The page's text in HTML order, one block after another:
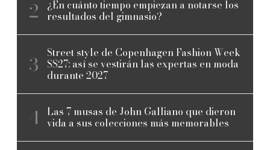
¿En cuánto tiempo empiezan a notarse los
resultados del gimnasio?
Street style de Copenhagen Fashion Week
SS27: así se vestirán las expertas en moda
durante 2027
Las 7 musas de John Galliano que dieron
vida a sus colecciones más memorables